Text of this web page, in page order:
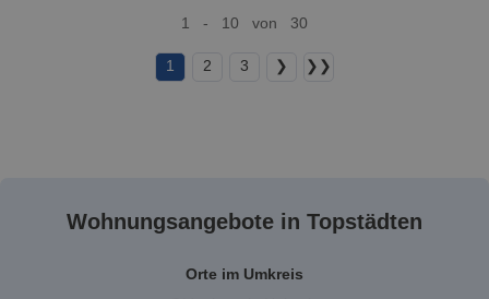
1 - 10 von 30
1 2 3 ❯ ❯❯
Wohnungsangebote in Topstädten
Orte im Umkreis